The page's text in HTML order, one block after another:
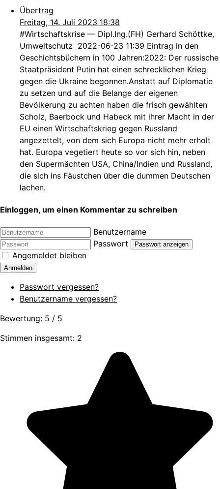
Übertrag
Freitag, 14. Juli 2023 18:38
#Wirtschaftskrise — Dipl.Ing.(FH) Gerhard Schöttke,
Umweltschutz 2022-06-23 11:39 Eintrag in den
Geschichtsbüchern in 100 Jahren:2022: Der russische
Staatpräsident Putin hat einen schrecklichen Krieg
gegen die Ukraine begonnen.Anstatt auf Diplomatie
zu setzen und auf die Belange der eigenen
Bevölkerung zu achten haben die frisch gewählten
Scholz, Baerbock und Habeck mit ihrer Macht in der
EU einen Wirtschaftskrieg gegen Russland
angezettelt, von dem sich Europa nicht mehr erholt
hat. Europa vegetiert heute so vor sich hin, neben
den Supermächten USA, China/Indien und Russland,
die sich ins Fäustchen über die dummen Deutschen
lachen.
Einloggen, um einen Kommentar zu schreiben
Benutzername
Passwort
Passwort anzeigen
Angemeldet bleiben
Anmelden
Passwort vergessen?
Benutzername vergessen?
Bewertung: 5 / 5
Stimmen insgesamt: 2